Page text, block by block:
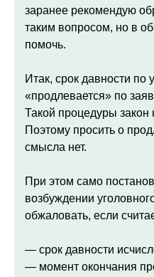
заранее рекомендую
таким вопросом, но в
помочь.
Итак, срок давности по
«продлевается» по
Такой процедуры закон
Поэтому просить о
смысла нет.
При этом само
возбуждении
обжаловать, если
— срок давности
— момент окончания